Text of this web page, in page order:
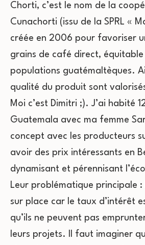
Chorti, c’est le nom de la
Cunachorti (issu de la SPRL «
créée en 2006 pour favoriser
grains de café direct,
populations guatémaltèques.
qualité du produit sont
Moi c’est Dimitri ;). J’ai habité
Guatemala avec ma femme
concept avec les producteurs
avoir des prix intéressants en
dynamisant et pérennisant
Leur problématique principale :
sur place car le taux d’intérêt
qu’ils ne peuvent pas
leurs projets. Il faut imaginer